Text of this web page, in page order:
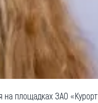
на площадках ЗАО «Курорт